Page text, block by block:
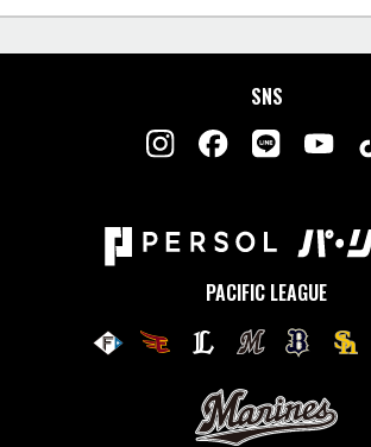
SNS
PACIFIC LEAGUE